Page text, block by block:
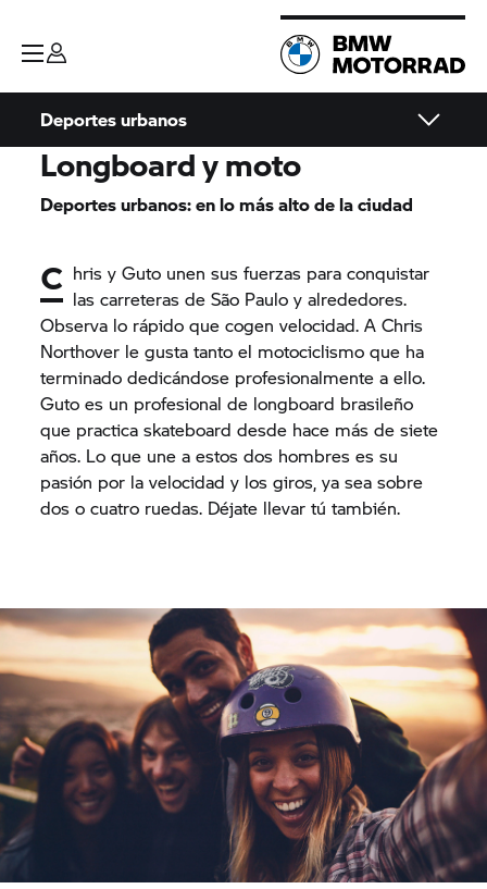
Deportes urbanos
Longboard y moto
Deportes urbanos: en lo más alto de la ciudad
C hris y Guto unen sus fuerzas para conquistar
las carreteras de São Paulo y alrededores.
Observa lo rápido que cogen velocidad. A Chris
Northover le gusta tanto el motociclismo que ha
terminado dedicándose profesionalmente a ello.
Guto es un profesional de longboard brasileño
que practica skateboard desde hace más de siete
años. Lo que une a estos dos hombres es su
pasión por la velocidad y los giros, ya sea sobre
dos o cuatro ruedas. Déjate llevar tú también.